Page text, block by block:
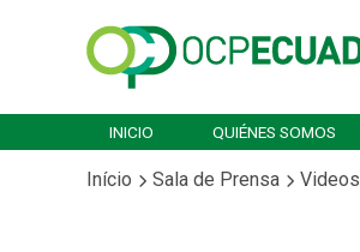
INICIO QUIÉNES SOMOS
Início Sala de Prensa Videos